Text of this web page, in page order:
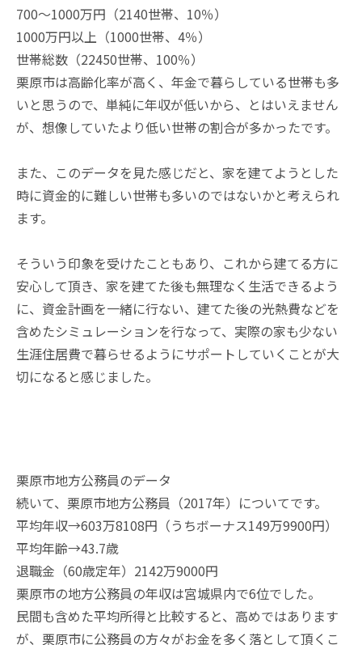
700～1000万円（2140世帯、10％）
1000万円以上（1000世帯、4％）
世帯総数（22450世帯、100％）
栗原市は高齢化率が高く、年金で暮らしている世帯も多
いと思うので、単純に年収が低いから、とはいえません
が、想像していたより低い世帯の割合が多かったです。
また、このデータを見た感じだと、家を建てようとした
時に資金的に難しい世帯も多いのではないかと考えられ
ます。
そういう印象を受けたこともあり、これから建てる方に
安心して頂き、家を建てた後も無理なく生活できるよう
に、資金計画を一緒に行ない、建てた後の光熱費などを
含めたシミュレーションを行なって、実際の家も少ない
生涯住居費で暮らせるようにサポートしていくことが大
切になると感じました。
栗原市地方公務員のデータ
続いて、栗原市地方公務員（2017年）についてです。
平均年収→603万8108円（うちボーナス149万9900円）
平均年齢→43.7歳
退職金（60歳定年）2142万9000円
栗原市の地方公務員の年収は宮城県内で6位でした。
民間も含めた平均所得と比較すると、高めではあります
が、栗原市に公務員の方々がお金を多く落として頂くこ